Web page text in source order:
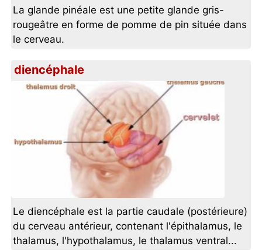
La glande pinéale est une petite glande gris-
rougeâtre en forme de pomme de pin située dans
le cerveau.
diencéphale
Le diencéphale est la partie caudale (postérieure)
du cerveau antérieur, contenant l'épithalamus, le
thalamus, l'hypothalamus, le thalamus ventral...